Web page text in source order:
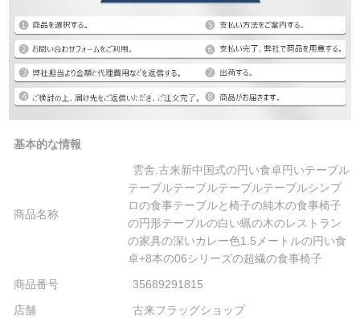
基本的な情報
商品名称
雲舎.古来新中国式の円い食卓円いテーブル
テーブルテーブルテーブルテーブルシンプ
ロの食事テーブルと椅子の純木の食事椅子
の円形テーブルの白い蝋の木のレストラン
の家具の深いカレー色1.5メートルの円い食
卓+8本の06シリーズの超繊の食事椅子
商品番号
35689291815
店舗
古来フラッグショップ